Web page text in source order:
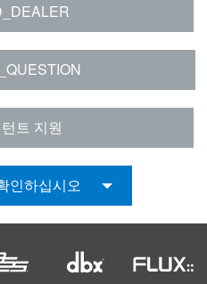
트 지원
인하십시오